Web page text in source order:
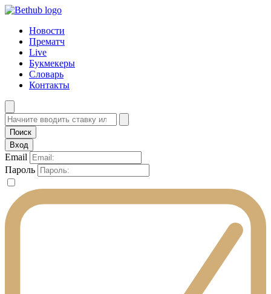
Новости
Прематч
Live
Букмекеры
Словарь
Контакты
Вход
Email
Пароль